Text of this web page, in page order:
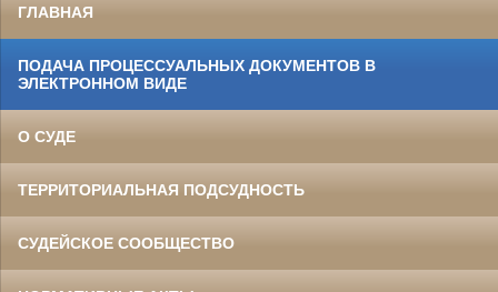
ГЛАВНАЯ
ПОДАЧА ПРОЦЕССУАЛЬНЫХ ДОКУМЕНТОВ В
ЭЛЕКТРОННОМ ВИДЕ
О СУДЕ
ТЕРРИТОРИАЛЬНАЯ ПОДСУДНОСТЬ
СУДЕЙСКОЕ СООБЩЕСТВО